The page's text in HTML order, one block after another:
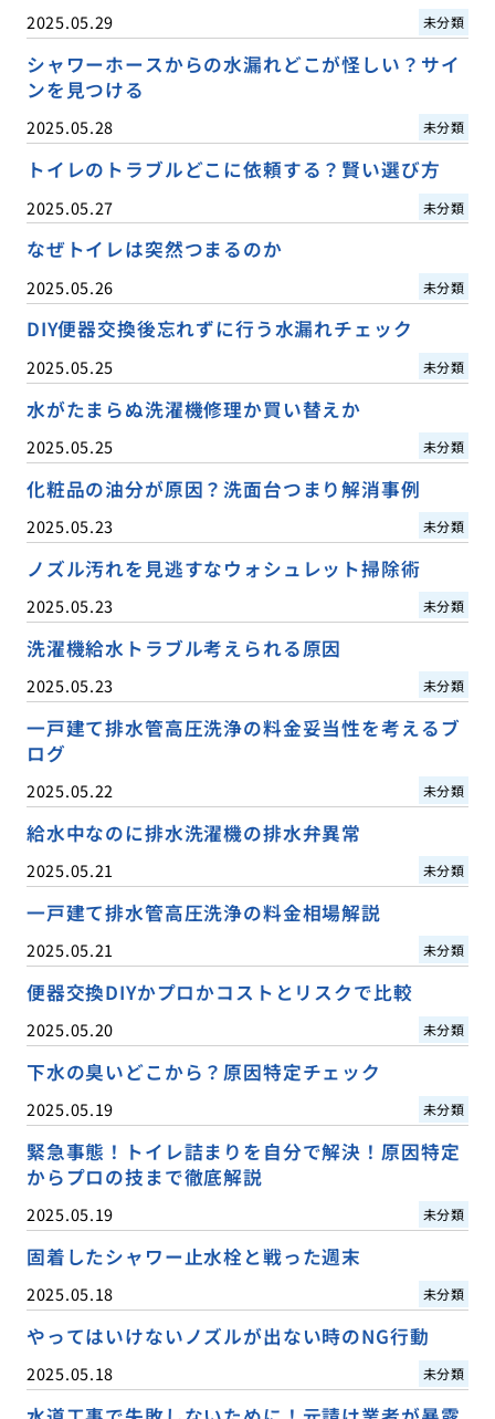
2025.05.29 未分類
シャワーホースからの水漏れどこが怪しい？サイ
ンを見つける
2025.05.28 未分類
トイレのトラブルどこに依頼する？賢い選び方
2025.05.27 未分類
なぜトイレは突然つまるのか
2025.05.26 未分類
DIY便器交換後忘れずに行う水漏れチェック
2025.05.25 未分類
水がたまらぬ洗濯機修理か買い替えか
2025.05.25 未分類
化粧品の油分が原因？洗面台つまり解消事例
2025.05.23 未分類
ノズル汚れを見逃すなウォシュレット掃除術
2025.05.23 未分類
洗濯機給水トラブル考えられる原因
2025.05.23 未分類
一戸建て排水管高圧洗浄の料金妥当性を考えるブ
ログ
2025.05.22 未分類
給水中なのに排水洗濯機の排水弁異常
2025.05.21 未分類
一戸建て排水管高圧洗浄の料金相場解説
2025.05.21 未分類
便器交換DIYかプロかコストとリスクで比較
2025.05.20 未分類
下水の臭いどこから？原因特定チェック
2025.05.19 未分類
緊急事態！トイレ詰まりを自分で解決！原因特定
からプロの技まで徹底解説
2025.05.19 未分類
固着したシャワー止水栓と戦った週末
2025.05.18 未分類
やってはいけないノズルが出ない時のNG行動
2025.05.18 未分類